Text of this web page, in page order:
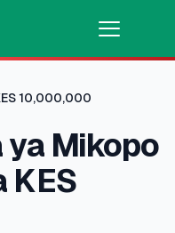
MOTO
10,000,000
ya Mikopo
KES